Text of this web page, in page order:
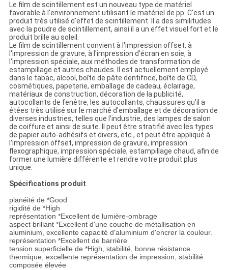
Le film de scintillement est un nouveau type de matériel
favorable à l'environnement utilisant le matériel de pp. C'est un
produit très utilisé d'effet de scintillement. Il a des similitudes
avec la poudre de scintillement, ainsi il a un effet visuel fort et le
produit brille au soleil.
Le film de scintillement convient à l'impression offset, à
l'impression de gravure, à l'impression d'écran en soie, à
l'impression spéciale, aux méthodes de transformation de
estampillage et autres chaudes. Il est actuellement employé
dans le tabac, alcool, boîte de pâte dentifrice, boîte de CD,
cosmétiques, papeterie, emballage de cadeau, éclairage,
matériaux de construction, décoration de la publicité,
autocollants de fenêtre, les autocollants, chaussures qu'il a
étées très utilisé sur le marché d'emballage et de décoration de
diverses industries, telles que l'industrie, des lampes de salon
de coiffure et ainsi de suite. Il peut être stratifié avec les types
de papier auto-adhésifs et divers, etc., et peut être appliqué à
l'impression offset, impression de gravure, impression
flexographique, impression spéciale, estampillage chaud, afin de
former une lumière différente et rendre votre produit plus
unique.
Spécifications produit
planéité de *Good
rigidité de *High
représentation *Excellent de lumière-ombrage
aspect brillant *Excellent d'une couche de métallisation en
aluminium, excellente capacité d'aluminium d'encrer la couleur.
représentation *Excellent de barrière
tension superficielle de *High, stabilité, bonne résistance
thermique, excellente représentation de impression, stabilité
composée élevée